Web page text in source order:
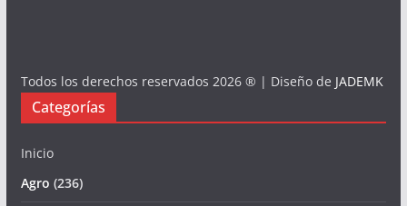
Todos los derechos reservados 2026 ® | Diseño de JADEMK
Categorías
Inicio
Agro (236)